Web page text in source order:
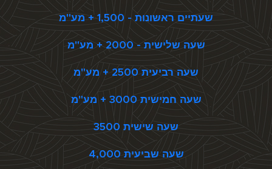
שעתיים ראשונות - 1,500 + מע"מ
שעה שלישית - 2000 + מע"מ
שעה רביעית 2500 + מע"מ
שעה חמישית 3000 + מע"מ
שעה שישית 3500
שעה שביעית 4,000